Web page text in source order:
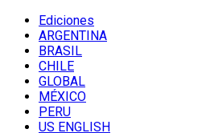
Ediciones
ARGENTINA
BRASIL
CHILE
GLOBAL
MÉXICO
PERU
US ENGLISH